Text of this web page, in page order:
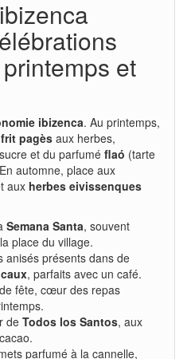
et
ibizenca. Au printemps,
pagèsaux herbes,
et du parfumé flaó (tarte
automne, place aux
aux herbes eivissenques
Semana Santa, souvent
place du village.
anisés présents dans de
, parfaits avec un café.
fête, cœur des repas
de Todos los Santos, aux
parfumé à la cannelle,